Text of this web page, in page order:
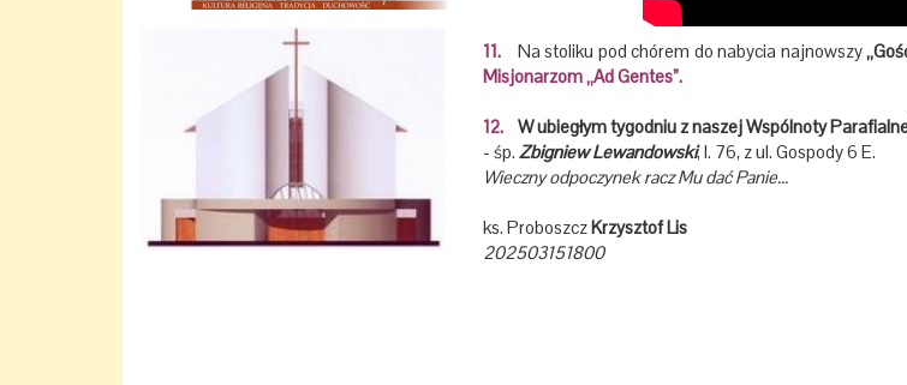
11. Na stoliku pod chórem do nabycia najnowszy
Misjonarzom „Ad Gentes”.
12.
W ubiegłym tygodniu z naszej Wspólnoty
- śp. Zbigniew Lewandowski, l. 76, z ul. Gospody 6 E.
Wieczny odpoczynek racz Mu dać Panie...
ks. ProboszczKrzysztof Lis
202503151800